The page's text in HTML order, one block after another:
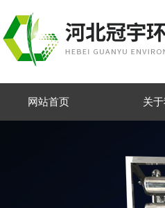
网站首页 关